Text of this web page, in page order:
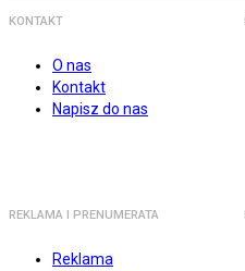
KONTAKT
O nas
Kontakt
Napisz do nas
REKLAMA I PRENUMERATA
Reklama